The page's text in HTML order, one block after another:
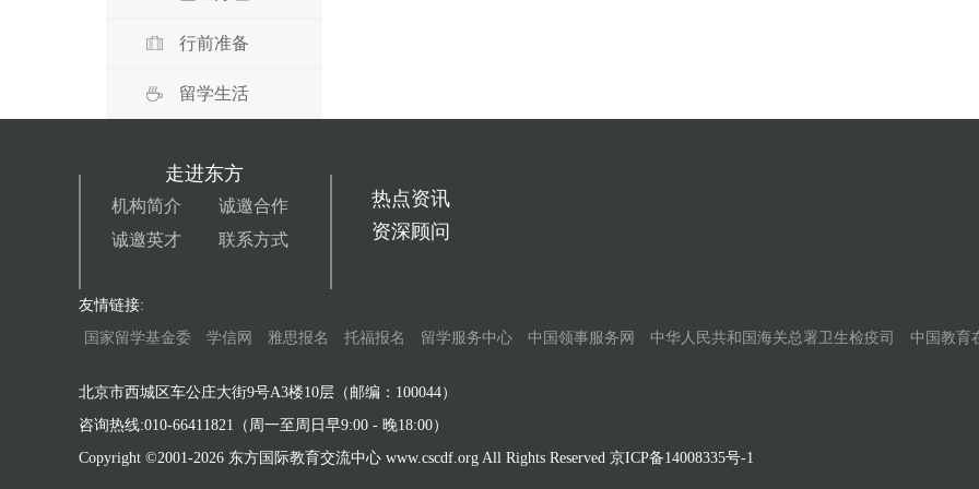
行前准备
留学生活
走进东方
机构简介
诚邀合作
诚邀英才
联系方式
热点资讯
资深顾问
友情链接:
国家留学基金委
学信网 雅思报名 托福报名 留学服务中心 中国领事服务网 中华人民共和国海关总署卫生检疫司 中国教育
北京市西城区车公庄大街9号A3楼10层（邮编：100044）
咨询热线:010-66411821（周一至周日早9:00 - 晚18:00）
Copyright ©2001-2026 东方国际教育交流中心 www.cscdf.org All Rights Reserved 京ICP备14008335号-1